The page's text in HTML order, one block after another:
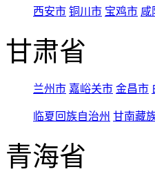
西安市 铜川市 宝鸡市 咸
甘肃省
兰州市 嘉峪关市 金昌市
临夏回族自治州 甘南藏
青海省